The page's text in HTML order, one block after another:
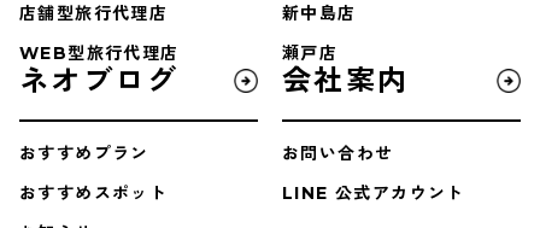
店舗型旅行代理店
WEB型旅行代理店
新中島店
瀬戸店
ネオブログ
おすすめプラン
おすすめスポット
会社案内
お問い合わせ
LINE 公式アカウント